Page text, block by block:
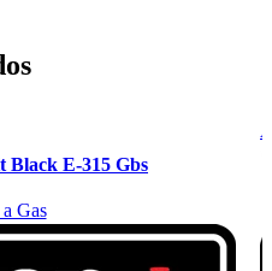
Black E-315 Gbs
Gas